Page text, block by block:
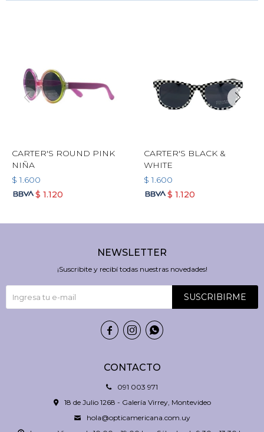
CARTER'S ROUND PINK
NIÑA
$ 1.600
$ 1.120
CARTER'S BLACK &
WHITE
$ 1.600
$ 1.120
CONTACTO
091 003 971
18 de Julio 1268 - Galería Virrey, Montevideo
hola@opticamericana.com.uy
NEWSLETTER
¡Suscribite y recibí todas nuestras novedades!
SUSCRIBIRME
  